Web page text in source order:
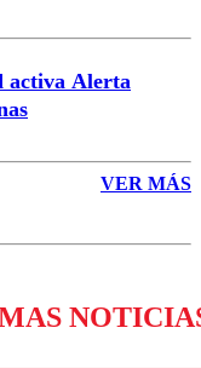
activa Alerta
VER MÁS